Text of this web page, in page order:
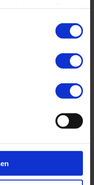
Lösungen
Proxora